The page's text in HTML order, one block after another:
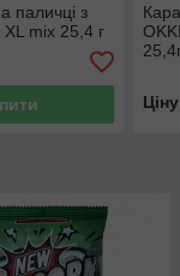
паличці з
mix 25,4 г